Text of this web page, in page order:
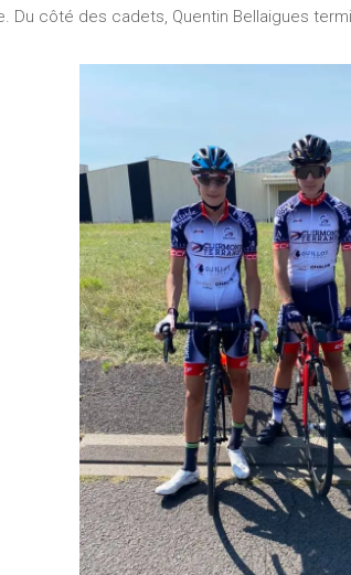
Du côté des cadets, Quentin Bellaigues